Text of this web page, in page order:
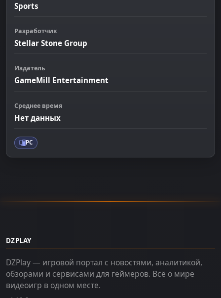
Sports
Разработчик
Stellar Stone Group
Издатель
GameMill Entertainment
Среднее время
Нет данных
PC
DZPLAY
DZPlay — игровой портал с новостями, аналитикой,
обзорами и сервисами для геймеров. Всё о мире
видеоигр в одном месте.